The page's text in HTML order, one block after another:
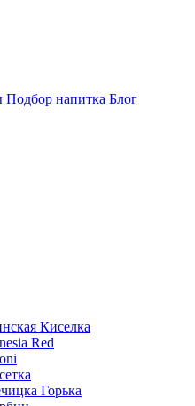
Подбор напитка Блог
Киселка
Red
Горька